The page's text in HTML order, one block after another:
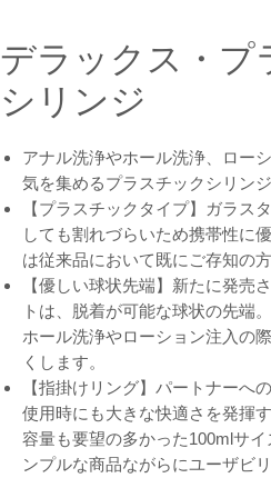
デラックス・プ
シリンジ
アナル洗浄やホール洗浄、ロー
気を集めるプラスチックシリン
【プラスチックタイプ】ガラス
しても割れづらいため携帯性に
は従来品において既にご存知の
【優しい球状先端】新たに発売
トは、脱着が可能な球状の先端
ホール洗浄やローション注入の
くします。
【指掛けリング】パートナーへ
使用時にも大きな快適さを発揮
容量も要望の多かった100mlサ
ンプルな商品ながらにユーザビ